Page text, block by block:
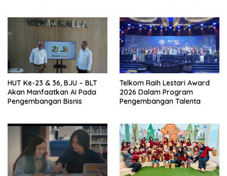
HUT Ke-23 & 36, BJU – BLT
Akan Manfaatkan AI Pada
Pengembangan Bisnis
Telkom Raih Lestari Award
2026 Dalam Program
Pengembangan Talenta